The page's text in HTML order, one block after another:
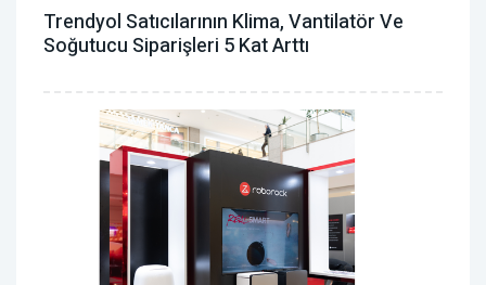
Trendyol Satıcılarının Klima, Vantilatör ‎ve
Soğutucu Siparişleri 5 Kat Arttı